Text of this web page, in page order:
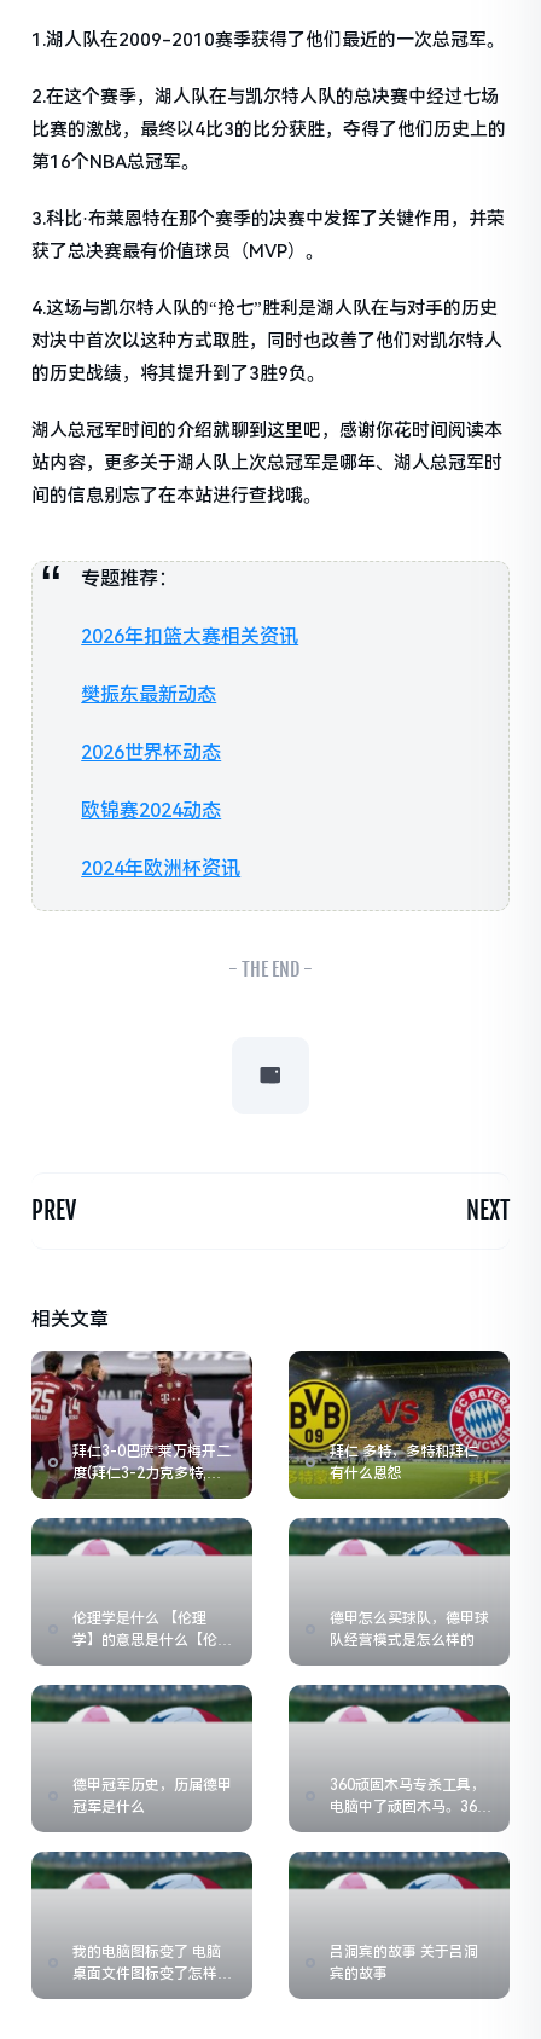
1.湖人队在2009-2010赛季获得了他们最近的一次总冠军。
2.在这个赛季，湖人队在与凯尔特人队的总决赛中经过七场
比赛的激战，最终以4比3的比分获胜，夺得了他们历史上的
第16个NBA总冠军。
3.科比·布莱恩特在那个赛季的决赛中发挥了关键作用，并荣
获了总决赛最有价值球员（MVP）。
4.这场与凯尔特人队的“抢七”胜利是湖人队在与对手的历史
对决中首次以这种方式取胜，同时也改善了他们对凯尔特人
的历史战绩，将其提升到了3胜9负。
湖人总冠军时间的介绍就聊到这里吧，感谢你花时间阅读本
站内容，更多关于湖人队上次总冠军是哪年、湖人总冠军时
间的信息别忘了在本站进行查找哦。
专题推荐：
2026年扣篮大赛相关资讯
樊振东最新动态
2026世界杯动态
欧锦赛2024动态
2024年欧洲杯资讯
- THE END -
PREV NEXT
相关文章
拜仁3-0巴萨 莱万梅开二
度(拜仁3-2力克多特,莱
万梅开二度,他在赛场上
的表现如何)
拜仁 多特，多特和拜仁
有什么恩怨
伦理学是什么 【伦理
学】的意思是什么【伦理
学】是什么意思
德甲怎么买球队，德甲球
队经营模式是怎么样的
德甲冠军历史，历届德甲
冠军是什么
360顽固木马专杀工具，
电脑中了顽固木马。360
怎么杀都杀不掉, 怎么办
我的电脑图标变了 电脑
桌面文件图标变了怎样恢
复到以前的图标
吕洞宾的故事 关于吕洞
宾的故事